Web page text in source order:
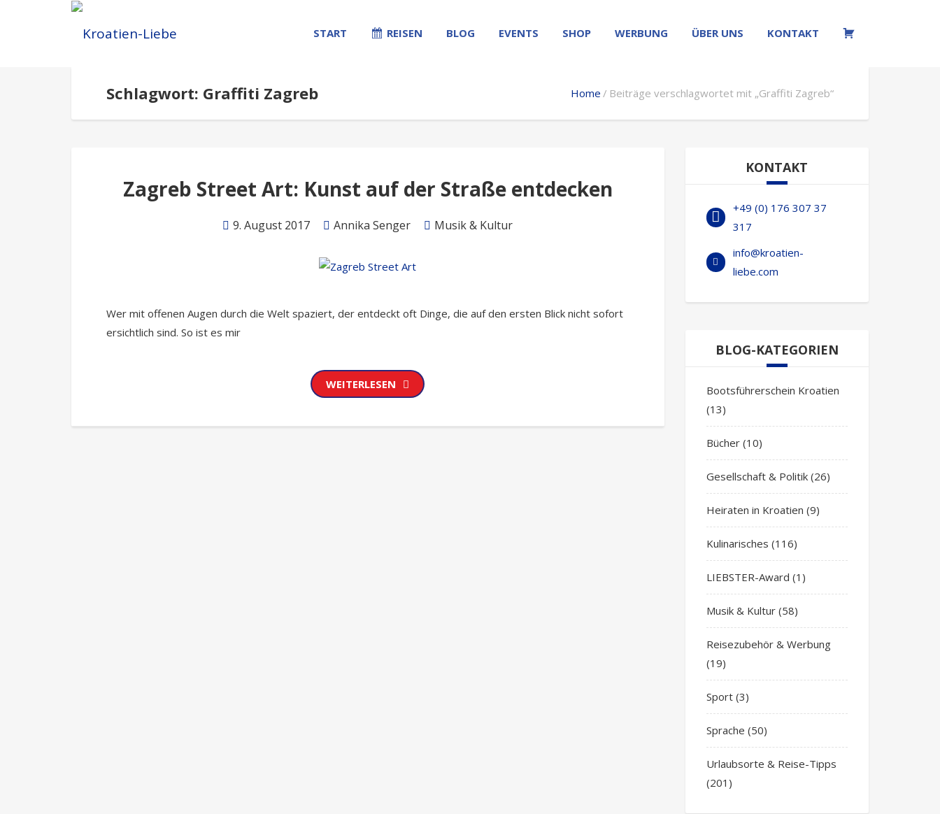
START REISEN BLOG EVENTS SHOP WERBUNG ÜBER UNS KONTAKT
Schlagwort: Graffiti Zagreb Home Beiträge verschlagwortet mit „Graffiti Zagreb“
Zagreb Street Art: Kunst auf der Straße entdecken
9. August 2017 Annika Senger Musik & Kultur
Wer mit offenen Augen durch die Welt spaziert, der entdeckt oft Dinge, die auf den ersten Blick nicht sofort
ersichtlich sind. So ist es mir
WEITERLESEN
KONTAKT
+49 (0) 176 307 37
317
info@kroatien-
liebe.com
BLOG-KATEGORIEN
Bootsführerschein Kroatien
(13)
Bücher(10)
Gesellschaft & Politik(26)
Heiraten in Kroatien (9)
Kulinarisches (116)
LIEBSTER-Award (1)
Musik & Kultur(58)
Reisezubehör & Werbung
(19)
Sport(3)
Sprache (50)
Urlaubsorte & Reise-Tipps
(201)